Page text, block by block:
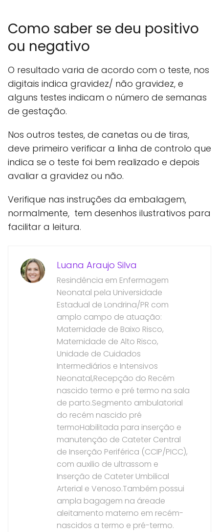
Como saber se deu positivo
ou negativo
O resultado varia de acordo com o teste, nos
digitais indica gravidez/ não gravidez, e
alguns testes indicam o número de semanas
de gestação.
Nos outros testes, de canetas ou de tiras,
deve primeiro verificar a linha de controlo que
indica se o teste foi bem realizado e depois
avaliar a gravidez ou não.
Verifique nas instruções da embalagem,
normalmente, tem desenhos ilustrativos para
facilitar a leitura.
Luana Araujo Silva
Resindência em Enfermagem
Neonatal pela Universidade
Estadual de Londrina/PR com
amplo campo de atuação:
Maternidade de Baixo Risco,
Maternidade de Alto Risco,
Unidade de Cuidados
Intermediários e Intensivos
Neonatal,Recepção do Recém
nascido termo e pré termo na sala
de parto.Segmento ambulatorial
do recém nascido pré
termoHabilitada para inserção e
manutenção de Cateter Central
de Inserção Periférica (CCIP/PICC),
com auxilio de ultrassom e
Inserção de Cateter Umbilical
Arterial e Venoso.Também possui
ampla bagagem na áreade
aleitamento materno em recém-
nascidos a termo e pré-termo.